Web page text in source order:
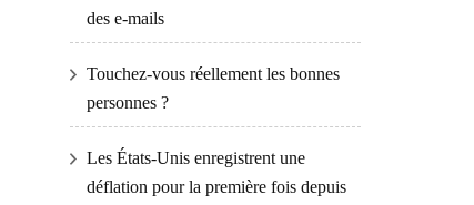
des e-mails
Touchez-vous réellement les bonnes
personnes ?
Les États-Unis enregistrent une
déflation pour la première fois depuis